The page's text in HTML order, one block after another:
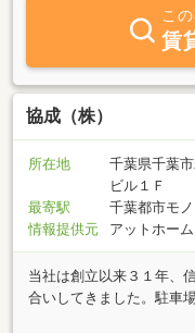
こ
賃
協成（株）
所在地
千葉県千葉
ビル１Ｆ
最寄駅
千葉都市モ
情報提供元
アットホーム
当社は創立以来３１年、
合いしてきました。駐車
居、事業用まで、トータ